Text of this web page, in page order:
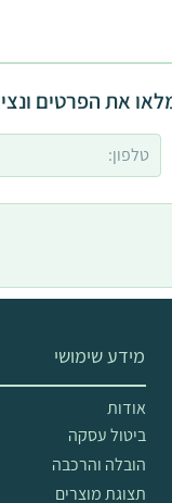
את הפרטים
מידע שימושי
אודות
ביטול עסקה
הובלה והרכבה
תצוגת מוצרים